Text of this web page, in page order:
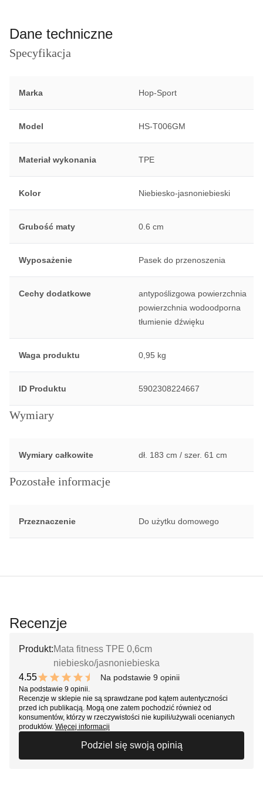
Dane techniczne
Specyfikacja
Marka Hop-Sport
Model HS-T006GM
Materiał wykonania TPE
Kolor Niebiesko-jasnoniebieski
Grubość maty 0.6 cm
Wyposażenie Pasek do przenoszenia
Cechy dodatkowe
antypoślizgowa powierzchnia
powierzchnia wodoodporna
tłumienie dźwięku
Waga produktu 0,95 kg
ID Produktu 5902308224667
Wymiary
Wymiary całkowite dł. 183 cm / szer. 61 cm
Pozostałe informacje
Przeznaczenie Do użytku domowego
Recenzje
Produkt:Mata fitness TPE 0,6cm
niebiesko/jasnoniebieska
4.55
9.1 out of 10 stars
Na podstawie 9 opinii
Na podstawie 9 opinii.
Recenzje w sklepie nie są sprawdzane pod kątem autentyczności
przed ich publikacją. Mogą one zatem pochodzić również od
konsumentów, którzy w rzeczywistości nie kupili/używali ocenianych
produktów. Więcej informacji
Podziel się swoją opinią